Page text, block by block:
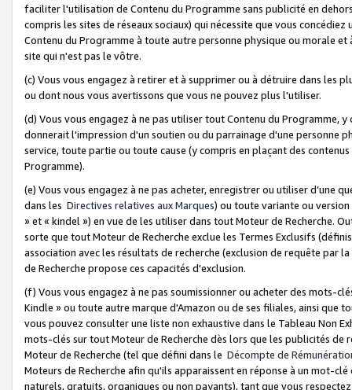
faciliter l'utilisation de Contenu du Programme sans publicité en
compris les sites de réseaux sociaux) qui nécessite que vous
Contenu du Programme à toute autre personne physique ou morale
site qui n'est pas le vôtre.
(c) Vous vous engagez à retirer et à supprimer ou à détruire dans les
ou dont nous vous avertissons que vous ne pouvez plus l'utiliser.
(d) Vous vous engagez à ne pas utiliser tout Contenu du Programme,
donnerait l'impression d'un soutien ou du parrainage d'une personne
service, toute partie ou toute cause (y compris en plaçant des
Programme).
(e) Vous vous engagez à ne pas acheter, enregistrer ou utiliser d’une
dans les Directives relatives aux Marques) ou toute variante ou
» et « kindel ») en vue de les utiliser dans tout Moteur de Recherche.
sorte que tout Moteur de Recherche exclue les Termes Exclusifs
association avec les résultats de recherche (exclusion de requête
de Recherche propose ces capacités d'exclusion.
(f) Vous vous engagez à ne pas soumissionner ou acheter des mots-
Kindle » ou toute autre marque d'Amazon ou de ses filiales, ainsi que
vous pouvez consulter une liste non exhaustive dans le Tableau Non
mots-clés sur tout Moteur de Recherche dès lors que les publicités de
Moteur de Recherche (tel que défini dans le Décompte de
Moteurs de Recherche afin qu'ils apparaissent en réponse à un mot-
naturels, gratuits, organiques ou non payants), tant que vous